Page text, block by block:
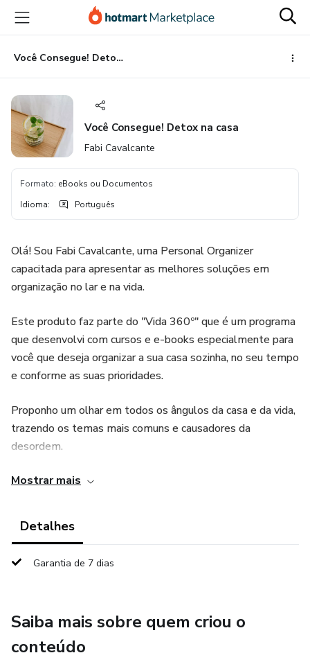
para
conteúdo
principal
para
pagamento
para
rodapé
Você Consegue! Detox na casa
Você Consegue! Detox na casa
Fabi Cavalcante
Formato: eBooks ou Documentos
Idioma: Português
Olá! Sou Fabi Cavalcante, uma Personal Organizer
capacitada para apresentar as melhores soluções em
organização no lar e na vida.
Este produto faz parte do "Vida 360º" que é um programa
que desenvolvi com cursos e e-books especialmente para
você que deseja organizar a sua casa sozinha, no seu tempo
e conforme as suas prioridades.
Proponho um olhar em todos os ângulos da casa e da vida,
trazendo os temas mais comuns e causadores da
desordem.
Neste e-book o foco é te orientar de forma simples sobre
consegue fazer uma triagem rápida para remover esses
facilitando a vida e a rotina.
Mostrar mais
Detalhes
Garantia de 7 dias
Saiba mais sobre quem criou o
conteúdo